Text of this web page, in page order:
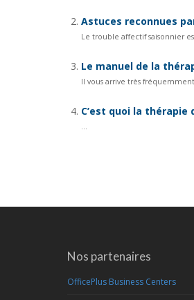
Astuces reconnues
Le trouble affectif saisonnier
Le manuel de la
Il vous arrive très
C’est quoi la thérapie
...
Nos partenaires
OfficePlus Business Centers